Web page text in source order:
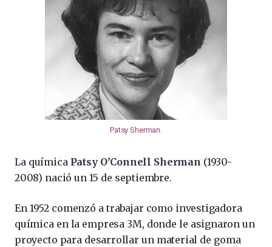
Patsy Sherman.
La química Patsy O’Connell Sherman (1930-
2008) nació un 15 de septiembre.
En 1952 comenzó a trabajar como investigadora
química en la empresa 3M, donde le asignaron un
proyecto para desarrollar un material de goma